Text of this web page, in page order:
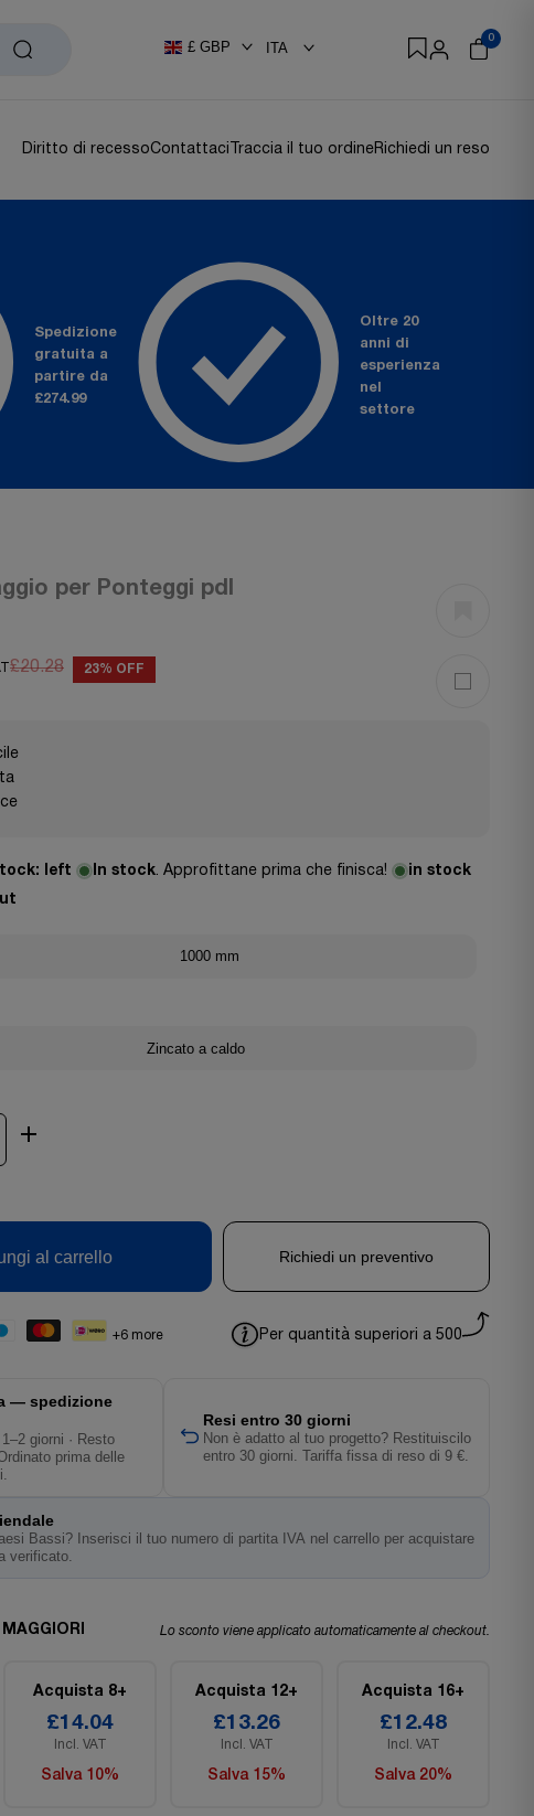
£GBP ITA
0
Diritto di recessoContattaci Traccia il tuo ordineRichiedi un reso
Spedizione
gratuita a
partire da
£274.99
Oltre 20
anni di
esperienza
nel
settore
per Ponteggi pdl
£20.28 23% OFF
left In stock. Approfittane prima che finisca! in stock
1000 mm
Zincato a caldo
al carrello Richiedi un preventivo
+6 more Per quantità superiori a 500
— spedizione
giorni · Resto
prima delle
Resi entro 30 giorni
Non è adatto al tuo progetto? Restituiscilo
entro 30 giorni. Tariffa fissa di reso di 9 €.
Bassi? Inserisci il tuo numero di partita IVA nel carrello per acquistare
verificato.
Lo sconto viene applicato automaticamente al checkout.
Acquista 8+
£14.04
Incl. VAT
Salva 10%
Acquista 12+
£13.26
Incl. VAT
Salva 15%
Acquista 16+
£12.48
Incl. VAT
Salva 20%